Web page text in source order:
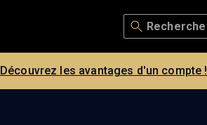
Découvrez les avantages d'un compte !